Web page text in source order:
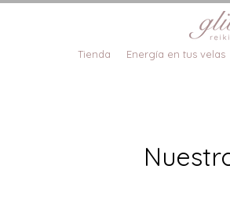
Tienda Energía en tus velas